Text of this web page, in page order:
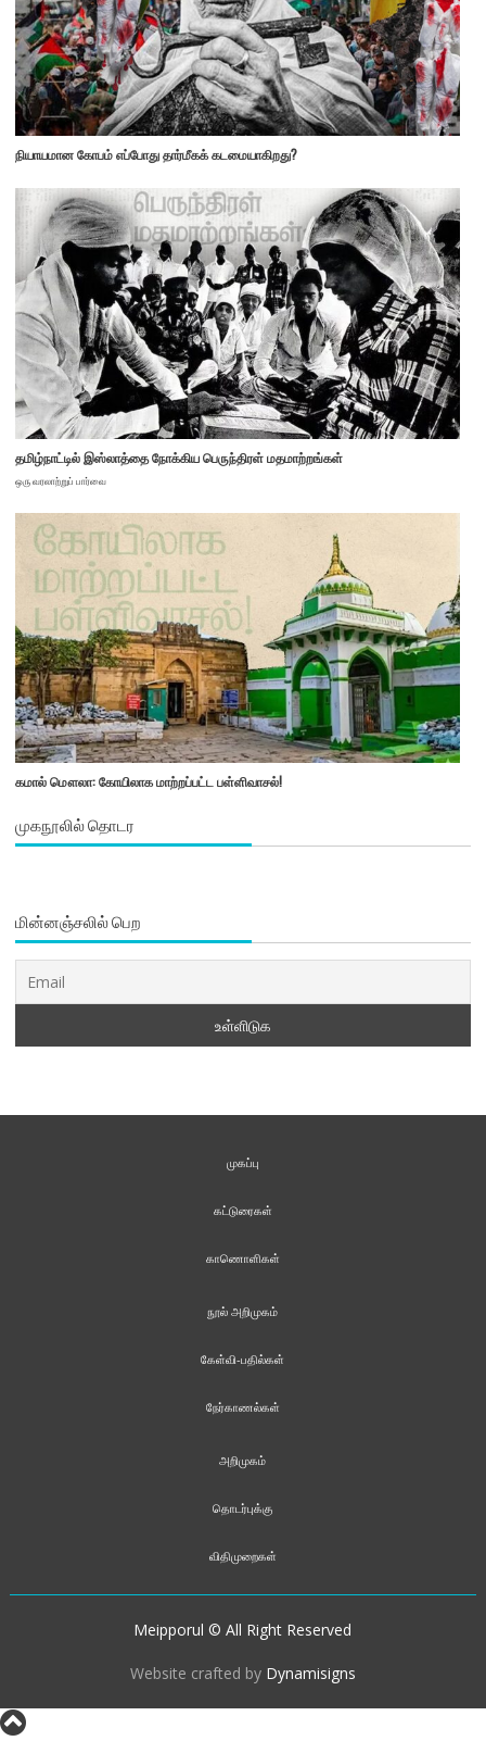
நியாயமான கோபம் எப்போது தார்மீகக் கடமையாகிறது?
தமிழ்நாட்டில் இஸ்லாத்தை நோக்கிய பெருந்திரள் மதமாற்றங்கள்
ஒரு வரலாற்றுப் பார்வை
கமால் மௌலா: கோயிலாக மாற்றப்பட்ட பள்ளிவாசல்!
முகநூலில் தொடர
மின்னஞ்சலில் பெற
முகப்பு
கட்டுரைகள்
காணொளிகள்
நூல் அறிமுகம்
கேள்வி-பதில்கள்
நேர்காணல்கள்
அறிமுகம்
தொடர்புக்கு
விதிமுறைகள்
Meipporul © All Right Reserved
Website crafted by Dynamisigns